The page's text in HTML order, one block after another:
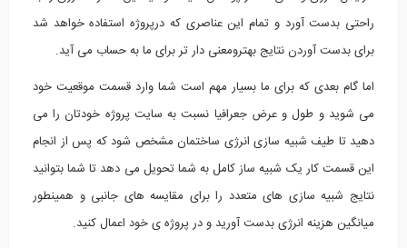
راحتی بدست آورد و تمام این عناصری که درپروژه استفاده خواهد شد
برای بدست آوردن نتایج بهترومعنی دار تر برای ما به حساب می آید.
اما گام بعدی که برای ما بسیار مهم است شما وارد قسمت موقعیت خود
می شوید و طول و عرض جعرافیا نسبت به سایت پروژه خودتان را می
دهید تا طیف شبیه سازی انرژی ساختمان مشخص شود که پس از انجام
این قسمت کار یک شبیه ساز کامل به شما تحویل می دهد تا شما بتوانید
نتایج شبیه سازی های متعدد را برای مقایسه های جانبی و همینطور
میانگین هزینه انرژی بدست آورید و در پروژه ی خود اعمال کنید.